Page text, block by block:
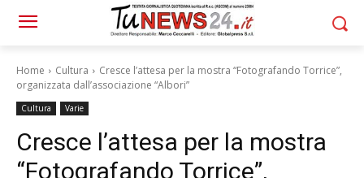
Home Cultura
Cresce l’attesa per la mostra “Fotografando Torrice”,
organizzata dall’associazione “Albori”
Cultura Varie
Cresce l’attesa per la mostra
“Fotografando Torrice”,